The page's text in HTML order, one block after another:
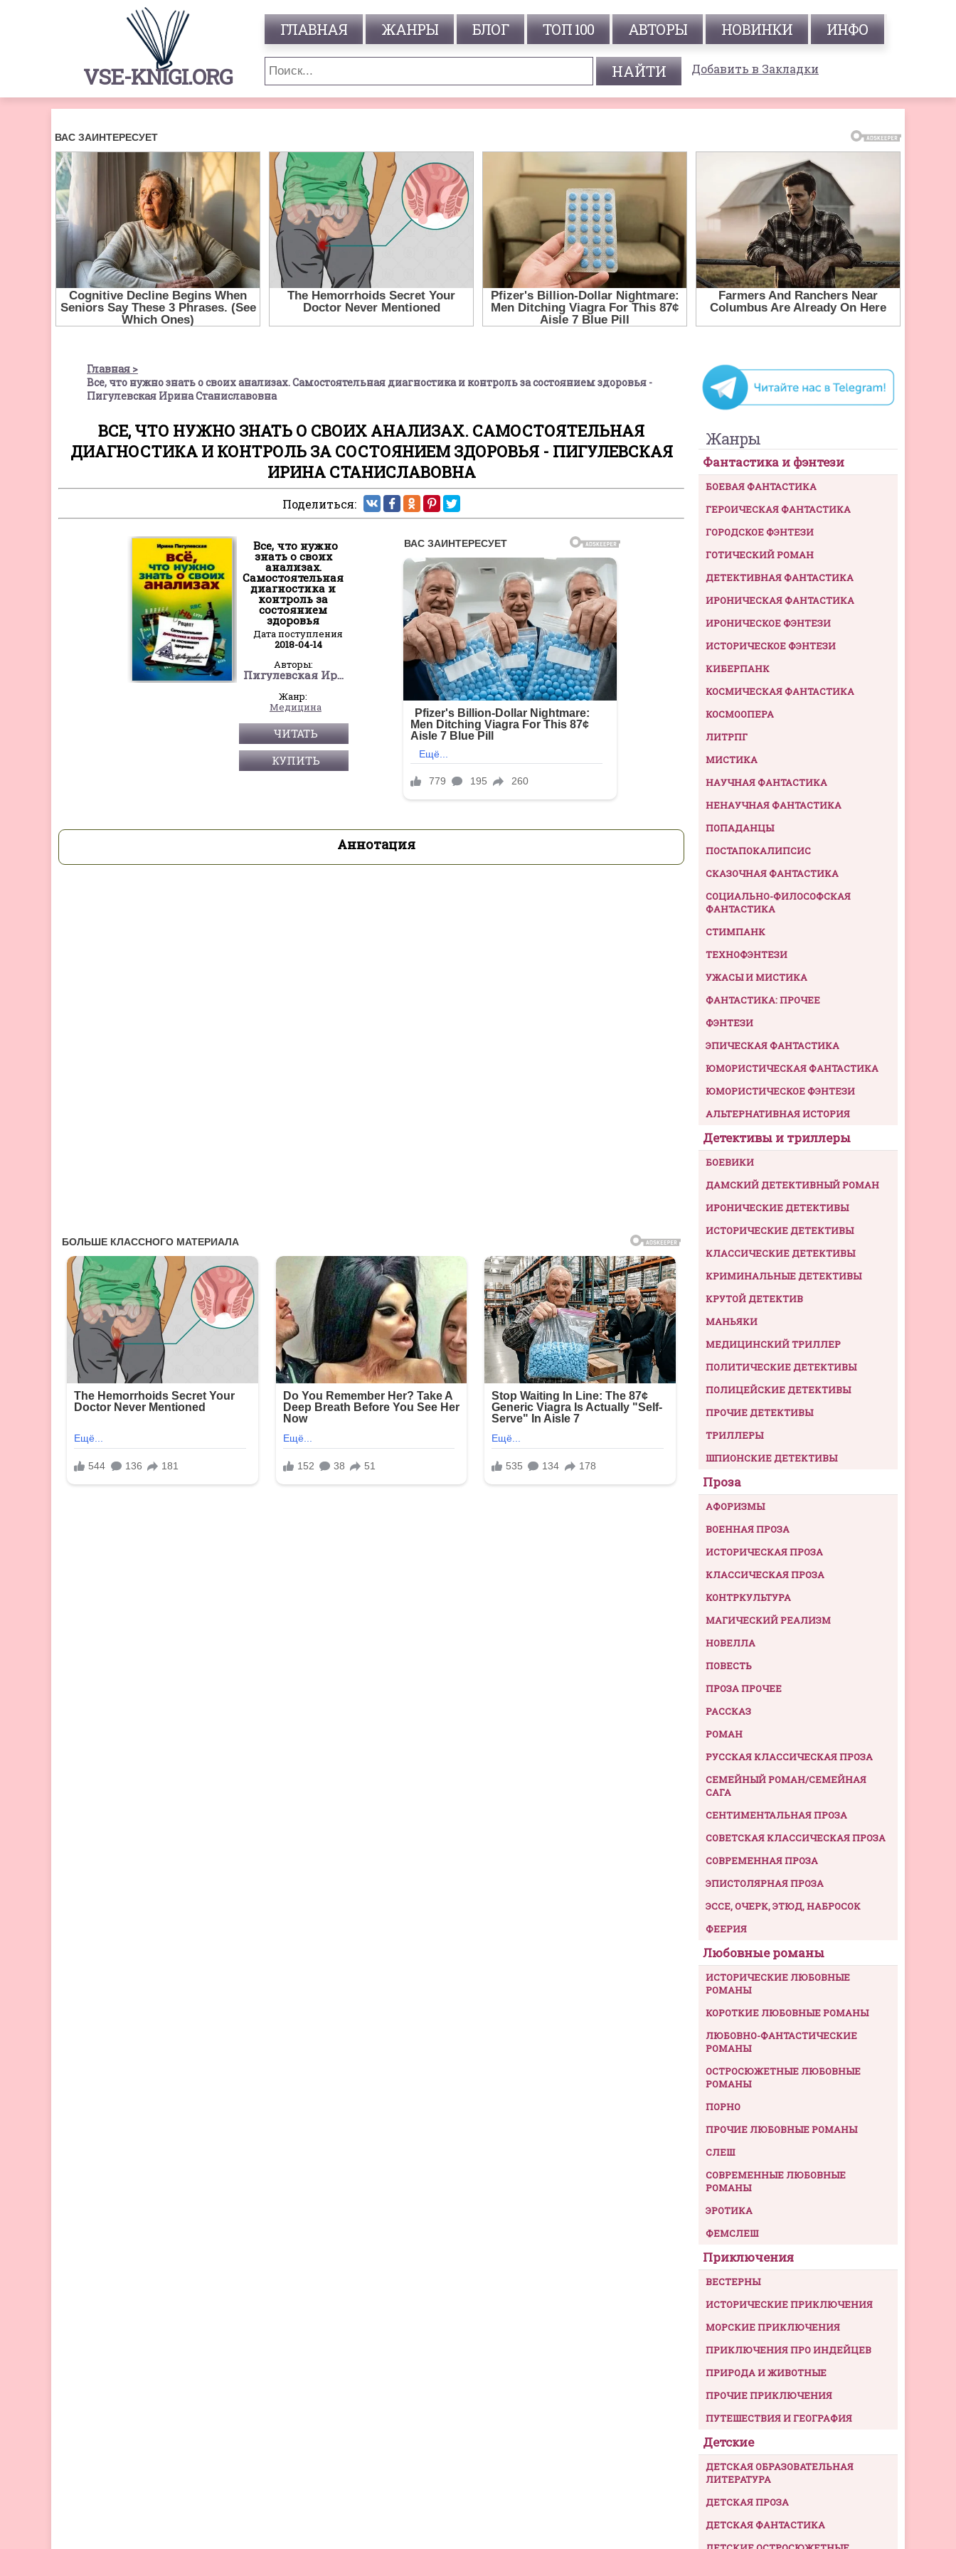
VSE-KNIGI.ORG
ГЛАВНАЯ ЖАНРЫ БЛОГ ТОП 100 АВТОРЫ НОВИНКИ ИНФО
Добавить в Закладки
Главная
Все, что нужно знать о своих анализах. Самостоятельная диагностика и контроль за состоянием здоровья -
Пигулевская Ирина Станиславовна
ВСЕ, ЧТО НУЖНО ЗНАТЬ О СВОИХ АНАЛИЗАХ. САМОСТОЯТЕЛЬНАЯ
ДИАГНОСТИКА И КОНТРОЛЬ ЗА СОСТОЯНИЕМ ЗДОРОВЬЯ - ПИГУЛЕВСКАЯ
ИРИНА СТАНИСЛАВОВНА
Поделиться:
Все, что нужно
знать о своих
анализах.
Самостоятельная
диагностика и
контроль за
состоянием
здоровья
Дата поступления
2018-04-14
Авторы:
Пигулевская Ирина Станиславовна
Жанр:
Медицина
ЧИТАТЬ
КУПИТЬ
Аннотация
Жанры
Фантастика и фэнтези
БОЕВАЯ ФАНТАСТИКА
ГЕРОИЧЕСКАЯ ФАНТАСТИКА
ГОРОДСКОЕ ФЭНТЕЗИ
ГОТИЧЕСКИЙ РОМАН
ДЕТЕКТИВНАЯ ФАНТАСТИКА
ИРОНИЧЕСКАЯ ФАНТАСТИКА
ИРОНИЧЕСКОЕ ФЭНТЕЗИ
ИСТОРИЧЕСКОЕ ФЭНТЕЗИ
КИБЕРПАНК
КОСМИЧЕСКАЯ ФАНТАСТИКА
КОСМООПЕРА
ЛИТРПГ
МИСТИКА
НАУЧНАЯ ФАНТАСТИКА
НЕНАУЧНАЯ ФАНТАСТИКА
ПОПАДАНЦЫ
ПОСТАПОКАЛИПСИС
СКАЗОЧНАЯ ФАНТАСТИКА
СОЦИАЛЬНО-ФИЛОСОФСКАЯ
ФАНТАСТИКА
СТИМПАНК
ТЕХНОФЭНТЕЗИ
УЖАСЫ И МИСТИКА
ФАНТАСТИКА: ПРОЧЕЕ
ФЭНТЕЗИ
ЭПИЧЕСКАЯ ФАНТАСТИКА
ЮМОРИСТИЧЕСКАЯ ФАНТАСТИКА
ЮМОРИСТИЧЕСКОЕ ФЭНТЕЗИ
АЛЬТЕРНАТИВНАЯ ИСТОРИЯ
Детективы и триллеры
БОЕВИКИ
ДАМСКИЙ ДЕТЕКТИВНЫЙ РОМАН
ИРОНИЧЕСКИЕ ДЕТЕКТИВЫ
ИСТОРИЧЕСКИЕ ДЕТЕКТИВЫ
КЛАССИЧЕСКИЕ ДЕТЕКТИВЫ
КРИМИНАЛЬНЫЕ ДЕТЕКТИВЫ
КРУТОЙ ДЕТЕКТИВ
МАНЬЯКИ
МЕДИЦИНСКИЙ ТРИЛЛЕР
ПОЛИТИЧЕСКИЕ ДЕТЕКТИВЫ
ПОЛИЦЕЙСКИЕ ДЕТЕКТИВЫ
ПРОЧИЕ ДЕТЕКТИВЫ
ТРИЛЛЕРЫ
ШПИОНСКИЕ ДЕТЕКТИВЫ
Проза
АФОРИЗМЫ
ВОЕННАЯ ПРОЗА
ИСТОРИЧЕСКАЯ ПРОЗА
КЛАССИЧЕСКАЯ ПРОЗА
КОНТРКУЛЬТУРА
МАГИЧЕСКИЙ РЕАЛИЗМ
НОВЕЛЛА
ПОВЕСТЬ
ПРОЗА ПРОЧЕЕ
РАССКАЗ
РОМАН
РУССКАЯ КЛАССИЧЕСКАЯ ПРОЗА
СЕМЕЙНЫЙ РОМАН/СЕМЕЙНАЯ
САГА
СЕНТИМЕНТАЛЬНАЯ ПРОЗА
СОВЕТСКАЯ КЛАССИЧЕСКАЯ ПРОЗА
СОВРЕМЕННАЯ ПРОЗА
ЭПИСТОЛЯРНАЯ ПРОЗА
ЭССЕ, ОЧЕРК, ЭТЮД, НАБРОСОК
ФЕЕРИЯ
Любовные романы
ИСТОРИЧЕСКИЕ ЛЮБОВНЫЕ
РОМАНЫ
КОРОТКИЕ ЛЮБОВНЫЕ РОМАНЫ
ЛЮБОВНО-ФАНТАСТИЧЕСКИЕ
РОМАНЫ
ОСТРОСЮЖЕТНЫЕ ЛЮБОВНЫЕ
РОМАНЫ
ПОРНО
ПРОЧИЕ ЛЮБОВНЫЕ РОМАНЫ
СЛЕШ
СОВРЕМЕННЫЕ ЛЮБОВНЫЕ
РОМАНЫ
ЭРОТИКА
ФЕМСЛЕШ
Приключения
ВЕСТЕРНЫ
ИСТОРИЧЕСКИЕ ПРИКЛЮЧЕНИЯ
МОРСКИЕ ПРИКЛЮЧЕНИЯ
ПРИКЛЮЧЕНИЯ ПРО ИНДЕЙЦЕВ
ПРИРОДА И ЖИВОТНЫЕ
ПРОЧИЕ ПРИКЛЮЧЕНИЯ
ПУТЕШЕСТВИЯ И ГЕОГРАФИЯ
Детские
ДЕТСКАЯ ОБРАЗОВАТЕЛЬНАЯ
ЛИТЕРАТУРА
ДЕТСКАЯ ПРОЗА
ДЕТСКАЯ ФАНТАСТИКА